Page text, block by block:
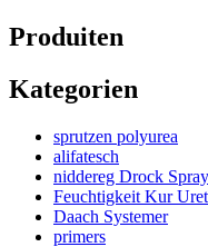
Produiten
Kategorien
sprutzen polyurea
alifatesch
niddereg Drock
Feuchtigkeit Kur
Daach Systemer
primers